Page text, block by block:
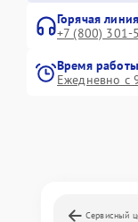
Горячая линия
+7 (800) 301-
Время работы
Ежедневно с
Сервисный